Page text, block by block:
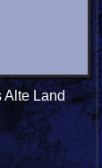
Alte Land